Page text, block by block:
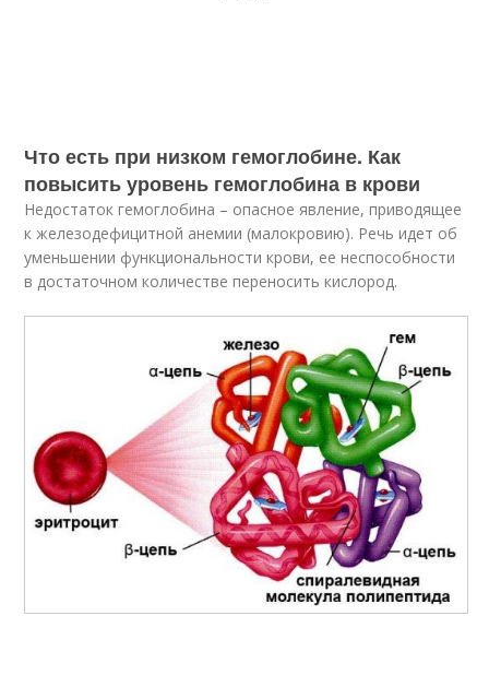
Что есть при низком гемоглобине. Как
повысить уровень гемоглобина в крови
Недостаток гемоглобина – опасное явление, приводящее
к железодефицитной анемии (малокровию). Речь идет об
уменьшении функциональности крови, ее неспособности
в достаточном количестве переносить кислород.